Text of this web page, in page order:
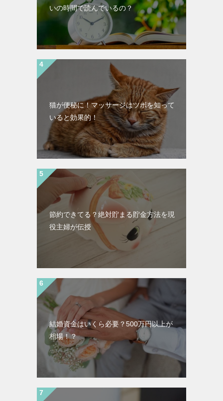
いの時間で読んでいるの？
猫が便秘に！マッサージはツボを知って
いると効果的！
節約できてる？絶対貯まる貯金方法を現
役主婦が伝授
結婚資金はいくら必要？500万円以上が
相場！？